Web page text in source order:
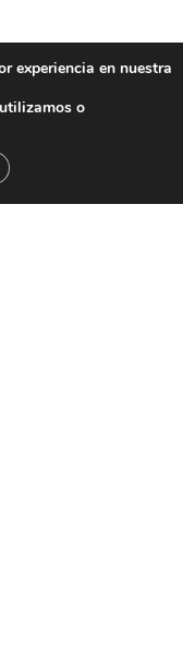
experiencia en nuestra
o